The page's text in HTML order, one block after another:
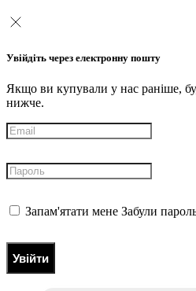
Увійдіть через електронну пошту
Якщо ви купували у нас раніше,
нижче.
Запам'ятати мене Забули
Увійти